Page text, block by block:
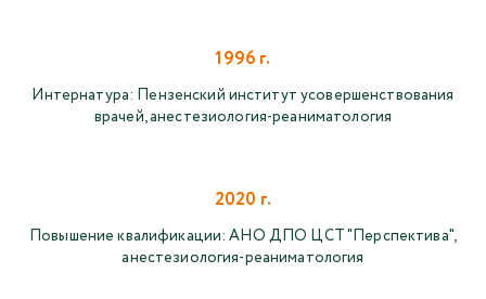
1996 г.
Интернатура: Пензенский институт усовершенствования
врачей, анестезиология-реаниматология
2020 г.
Повышение квалификации: АНО ДПО ЦСТ "Перспектива",
анестезиология-реаниматология